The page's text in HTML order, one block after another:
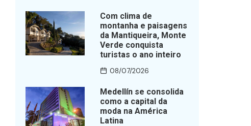
Com clima de
montanha e paisagens
da Mantiqueira, Monte
Verde conquista
turistas o ano inteiro
08/07/2026
Medellín se consolida
como a capital da
moda na América
Latina